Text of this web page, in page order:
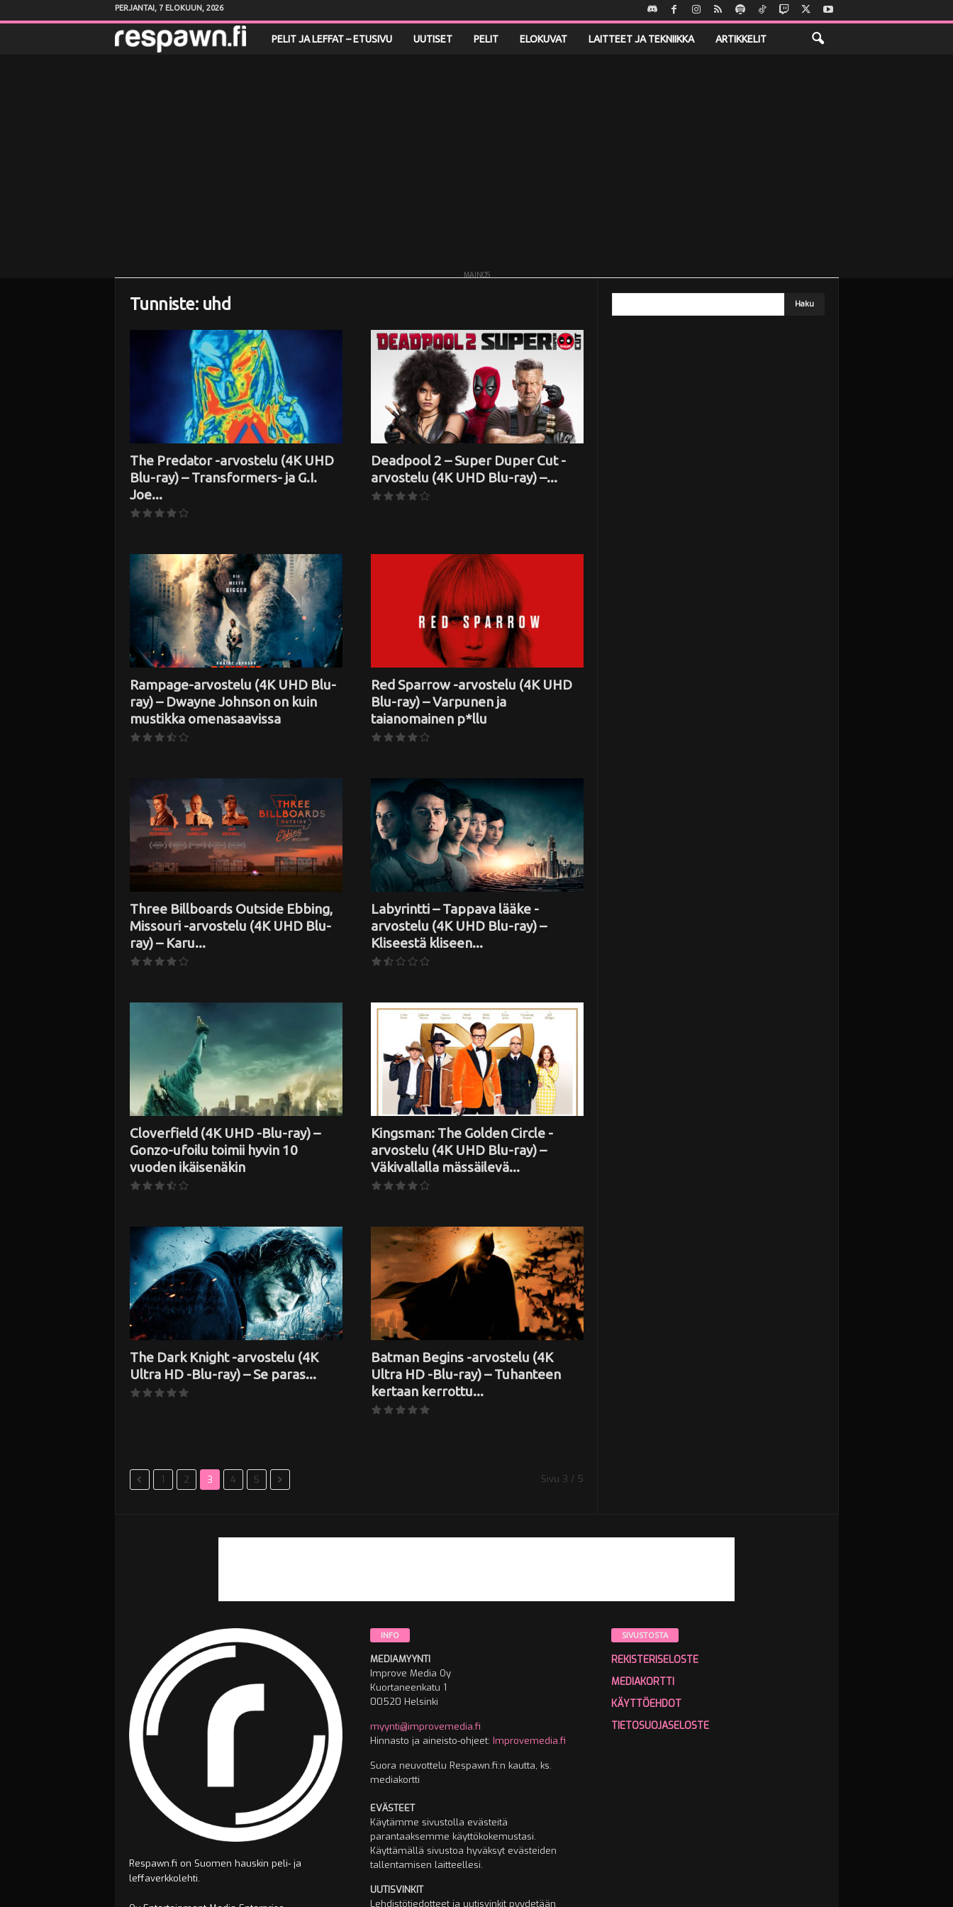
PERJANTAI, 7 ELOKUUN, 2026
PELIT JA LEFFAT – ETUSIVU UUTISET PELIT ELOKUVAT LAITTEET JA TEKNIIKKA ARTIKKELIT
MAINOS
Tunniste: uhd
The Predator -arvostelu (4K UHD
Blu-ray) – Transformers- ja G.I.
Joe...
Deadpool 2 – Super Duper Cut -
arvostelu (4K UHD Blu-ray) –...
Rampage-arvostelu (4K UHD Blu-
ray) – Dwayne Johnson on kuin
mustikka omenasaavissa
Red Sparrow -arvostelu (4K UHD
Blu-ray) – Varpunen ja
taianomainen p*llu
Three Billboards Outside Ebbing,
Missouri -arvostelu (4K UHD Blu-
ray) – Karu...
Labyrintti – Tappava lääke -
arvostelu (4K UHD Blu-ray) –
Kliseestä kliseen...
Cloverfield (4K UHD -Blu-ray) –
Gonzo-ufoilu toimii hyvin 10
vuoden ikäisenäkin
Kingsman: The Golden Circle -
arvostelu (4K UHD Blu-ray) –
Väkivallalla mässäilevä...
The Dark Knight -arvostelu (4K
Ultra HD -Blu-ray) – Se paras...
Batman Begins -arvostelu (4K
Ultra HD -Blu-ray) – Tuhanteen
kertaan kerrottu...
1 2 3 4 5 Sivu 3 / 5
Respawn.fi on Suomen hauskin peli- ja
leffaverkkolehti.
INFO
MEDIAMYYNTI
Improve Media Oy
Kuortaneenkatu 1
00520 Helsinki
myynti@improvemedia.fi
Hinnasto ja aineisto-ohjeet: Improvemedia.fi
Suora neuvottelu Respawn.fi:n kautta, ks.
mediakortti
EVÄSTEET
Käytämme sivustolla evästeitä
parantaaksemme käyttökokemustasi.
Käyttämällä sivustoa hyväksyt evästeiden
tallentamisen laitteellesi.
UUTISVINKIT
Lehdistötiedotteet ja uutisvinkit pyydetään
SIVUSTOSTA
REKISTERISELOSTE
MEDIAKORTTI
KÄYTTÖEHDOT
TIETOSUOJASELOSTE